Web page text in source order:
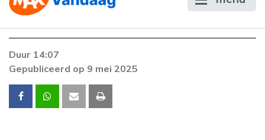
Er is een licentie-fout opgetreden. Als het
contact op met onze klantenservice.
Duur 14:07
Gepubliceerd op 9 mei 2025